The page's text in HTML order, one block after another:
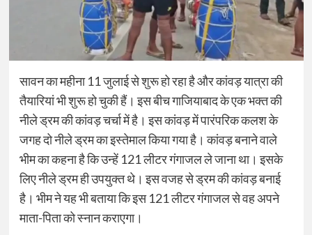
सावन का महीना 11 जुलाई से शुरू हो रहा है और कांवड़ यात्रा की
तैयारियां भी शुरू हो चुकी हैं। इस बीच गाजियाबाद के एक भक्त की
नीले ड्रम की कांवड़ चर्चा में है। इस कांवड़ में पारंपरिक कलश के
जगह दो नीले ड्रम का इस्तेमाल किया गया है। कांवड़ बनाने वाले
भीम का कहना है कि उन्हें 121 लीटर गंगाजल ले जाना था। इसके
लिए नीले ड्रम ही उपयुक्त थे। इस वजह से ड्रम की कांवड़ बनाई
है। भीम ने यह भी बताया कि इस 121 लीटर गंगाजल से वह अपने
माता-पिता को स्नान कराएगा।